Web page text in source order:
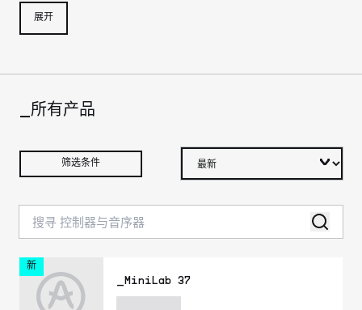
展开
_所有产品
筛选条件
新
_MiniLab 37